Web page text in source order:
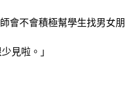
會不會積極幫學生找男女朋
見啦。」